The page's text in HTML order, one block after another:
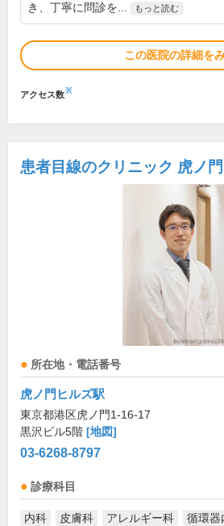
き、丁寧に問診を...
もっと読む
この医院の詳細を
アクセス数※
患者目線のクリニック 虎ノ
所在地・電話番号
虎ノ門ヒルズ駅
東京都港区虎ノ門1-16-17
黒沢ビル5階 [地図]
03-6268-8797
診療科目
内科 皮膚科 アレルギー科 循環器